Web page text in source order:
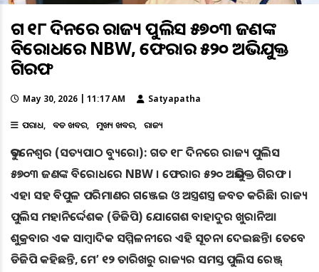
ଗତ ୧୮ ଦିନରେ ରାଜ୍ୟ ପୁଲିସ ୫୭୦୩ ଜଣଙ୍କ
ବିରୋଧରେ NBW, ଫେରାର ୫୨୦ ଅଭିଯୁକ୍ତ
ଗିରଫ
May 30, 2026 | 11:17 AM Satyapatha
ଅପରାଧ ବଡ ଖବର ମୁଖ୍ୟ ଖବର ରାଜ୍ୟ
ଭୁବନେଶ୍ୱର (ସତ୍ୟପାଠ ବ୍ୟୁରୋ): ଗତ ୧୮ ଦିନରେ ରାଜ୍ୟ ପୁଲିସ
୫୭୦୩ ଜଣଙ୍କ ବିରୋଧରେ NBW । ଫେରାର ୫୨୦ ଅଭିଯୁକ୍ତ ଗିରଫ ।
ଏହା ସହ ବିପୁଳ ପରିମାଣର ଗଞ୍ଜେଇ ଓ ଅସ୍ତ୍ରଶସ୍ତ୍ର ଜବତ କରିଛି। ରାଜ୍ୟ
ପୁଲିସ ମହାନିର୍ଦ୍ଦେଶକ (ଡିଜିପି) ଯୋଗେଶ ବାହାଦୁର ଖୁରାନିଆ
ଶୁକ୍ରବାର ଏକ ସାମ୍ବାଦିକ ସମ୍ମିଳନୀରେ ଏହି ସୂଚନା ଦେଇଛନ୍ତି। ତେବେ
ଡିଜିପି କହିଛନ୍ତି, ମେ’ ୧୨ ତାରିଖରୁ ରାଜ୍ୟର ସମସ୍ତ ପୁଲିସ ରେଞ୍ଜ୍‌